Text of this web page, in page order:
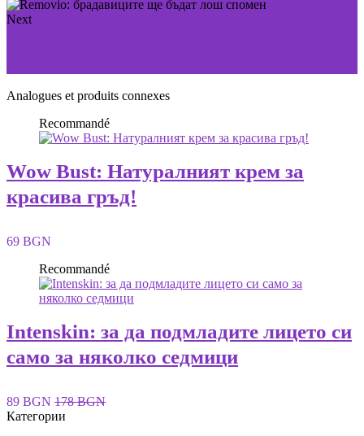
Next
Analogues et produits connexes
Recommandé
Wow Bust: Натуралният крем за
красива гръд!
69 BGN
Recommandé
Intenskin: за да подмладите лицето си
само за няколко седмици
89 BGN 178 BGN
Категории